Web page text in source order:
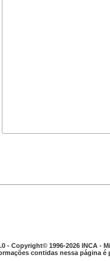
- Copyright© 1996-2026 INCA -
contidas nessa página